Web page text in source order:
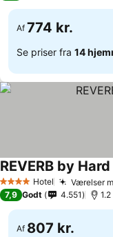
Af 774 kr.
Se priser fra 14
4 StjernerHotel Værelser
REVERB by
7,9 Godt 4.551
Af 807 kr.